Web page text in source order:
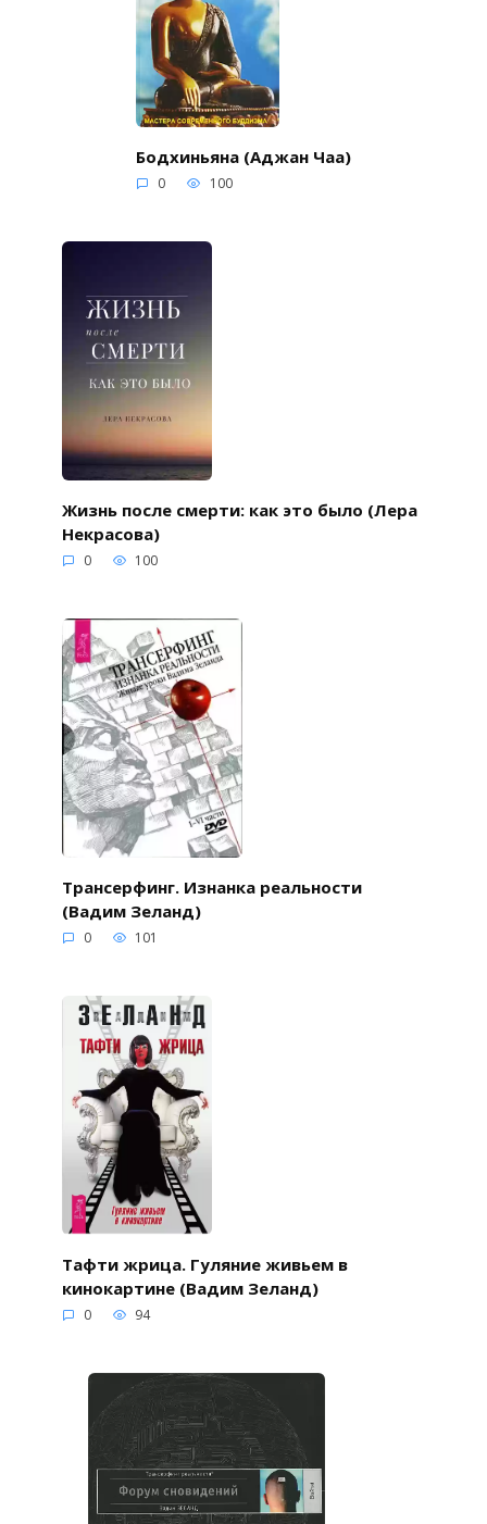
Бодхиньяна (Аджан Чаа)
0 100
Жизнь после смерти: как это было (Лера
Некрасова)
0 100
Трансерфинг. Изнанка реальности
(Вадим Зеланд)
0 101
Тафти жрица. Гуляние живьем в
кинокартине (Вадим Зеланд)
0 94